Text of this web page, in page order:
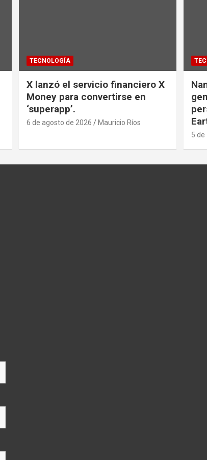
TECNOLOGÍA
X lanzó el servicio financiero X
Money para convertirse en
‘superapp’.
6 de agosto de 2026 Mauricio Ríos
5 de